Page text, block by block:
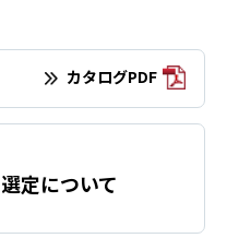
カタログPDF
定について